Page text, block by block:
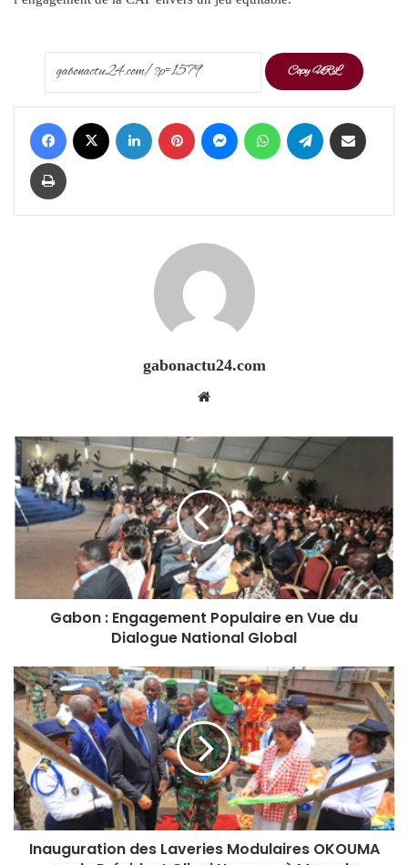
Copy URL
Facebook LinkedIn Pinterest Messenger WhatsApp Telegram
Print
gabonactu24.com
Gabon : Engagement Populaire en Vue du
Dialogue National Global
Inauguration des Laveries Modulaires OKOUMA